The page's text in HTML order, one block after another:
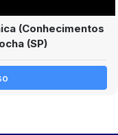
(Conhecimentos
(SP)